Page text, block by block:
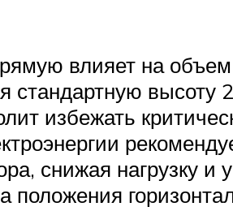
влияет на
стандартную высоту
избежать
снижая нагрузку и
положения